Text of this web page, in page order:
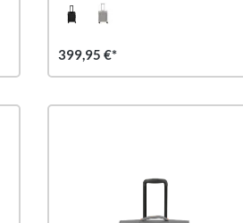
399,95 €*